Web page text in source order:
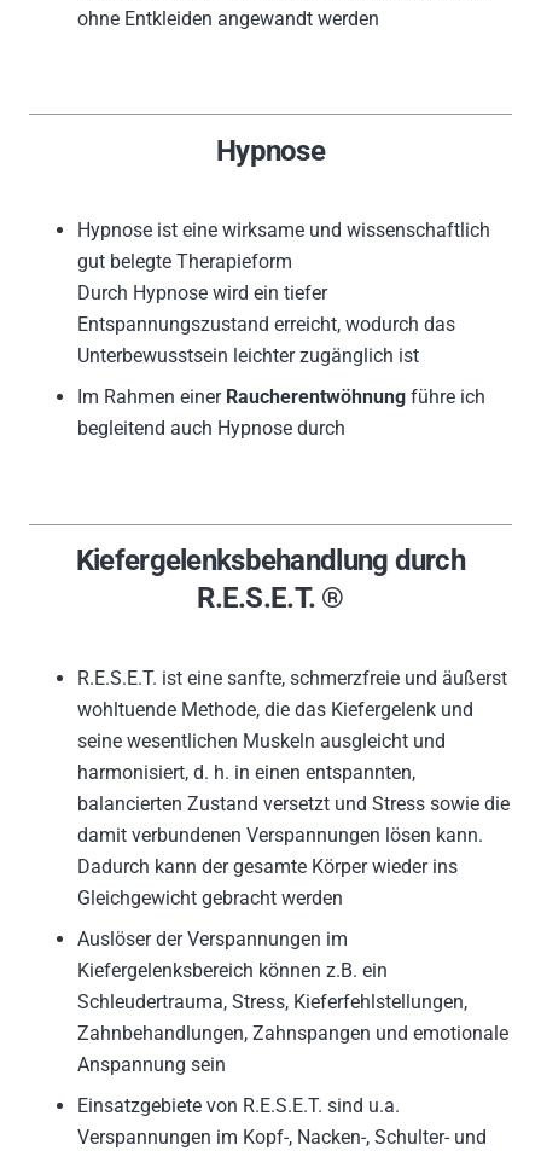
ohne Entkleiden angewandt werden
Hypnose
Hypnose ist eine wirksame und wissenschaftlich
gut belegte Therapieform
Durch Hypnose wird ein tiefer
Entspannungszustand erreicht, wodurch das
Unterbewusstsein leichter zugänglich ist
Im Rahmen einer Raucherentwöhnung führe ich
begleitend auch Hypnose durch
Kiefergelenksbehandlung durch
R.E.S.E.T. ®
R.E.S.E.T. ist eine sanfte, schmerzfreie und äußerst
wohltuende Methode, die das Kiefergelenk und
seine wesentlichen Muskeln ausgleicht und
harmonisiert, d. h. in einen entspannten,
balancierten Zustand versetzt und Stress sowie die
damit verbundenen Verspannungen lösen kann.
Dadurch kann der gesamte Körper wieder ins
Gleichgewicht gebracht werden
Auslöser der Verspannungen im
Kiefergelenksbereich können z.B. ein
Schleudertrauma, Stress, Kieferfehlstellungen,
Zahnbehandlungen, Zahnspangen und emotionale
Anspannung sein
Einsatzgebiete von R.E.S.E.T. sind u.a.
Verspannungen im Kopf-, Nacken-, Schulter- und